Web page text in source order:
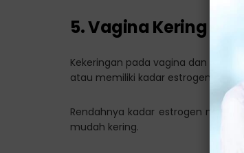
5. Vagina Kering
Kekeringan pada vagina dan bibir
atau memiliki kadar estrogen yang
Rendahnya kadar estrogen
mudah kering.